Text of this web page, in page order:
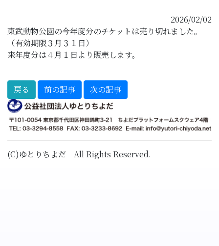
2026/02/02
東武動物公園の今年度分のチケットは売り切れました。
（有効期限３月３１日）
来年度分は４月１日より販売します。
(C)ゆとりちよだ All Rights Reserved.